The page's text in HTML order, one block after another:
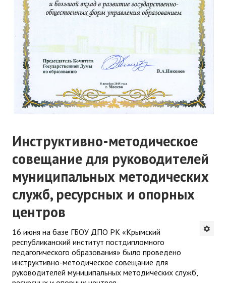
Инструктивно-методическое
совещание для руководителей
муниципальных методических
служб, ресурсных и опорных
центров
16 июня на базе ГБОУ ДПО РК «Крымский
республиканский институт постдипломного
педагогического образования» было проведено
инструктивно-методическое совещание для
руководителей муниципальных методических служб,